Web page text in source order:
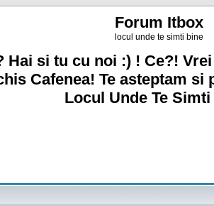
Forum Itbox
locul unde te simti bine
Hai si tu cu noi :) ! Ce?!
Cafenea! Te asteptam si
Locul Unde Te